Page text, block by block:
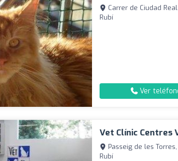
Carrer de Ciudad Real
Rubí
Ver
Vet Clínic Centres
Passeig de les Torres,
Rubí